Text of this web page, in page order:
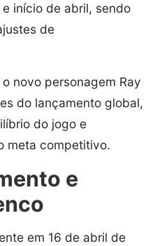
início de abril, sendo
de
novo personagem Ray
do lançamento global,
do jogo e
meta competitivo.
e
em 16 de abril de